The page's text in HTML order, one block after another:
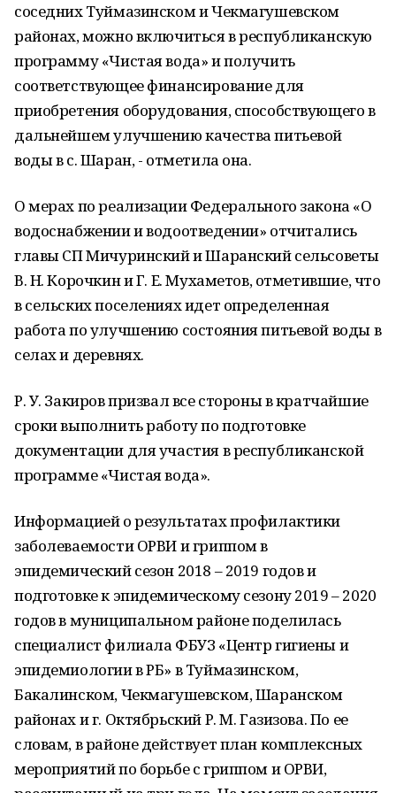
соседних Туймазинском и Чекмагушевском
районах, можно включиться в республиканскую
программу «Чистая вода» и получить
соответствующее финансирование для
приобретения оборудования, способствующего в
дальнейшем улучшению качества питьевой
воды в с. Шаран, - отметила она.
О мерах по реализации Федерального закона «О
водоснабжении и водоотведении» отчитались
главы СП Мичуринский и Шаранский сельсоветы
В. Н. Корочкин и Г. Е. Мухаметов, отметившие, что
в сельских поселениях идет определенная
работа по улучшению состояния питьевой воды в
селах и деревнях.
Р. У. Закиров призвал все стороны в кратчайшие
сроки выполнить работу по подготовке
документации для участия в республиканской
программе «Чистая вода».
Информацией о результатах профилактики
заболеваемости ОРВИ и гриппом в
эпидемический сезон 2018 – 2019 годов и
подготовке к эпидемическому сезону 2019 – 2020
годов в муниципальном районе поделилась
специалист филиала ФБУЗ «Центр гигиены и
эпидемиологии в РБ» в Туймазинском,
Бакалинском, Чекмагушевском, Шаранском
районах и г. Октябрьский Р. М. Газизова. По ее
словам, в районе действует план комплексных
мероприятий по борьбе с гриппом и ОРВИ,